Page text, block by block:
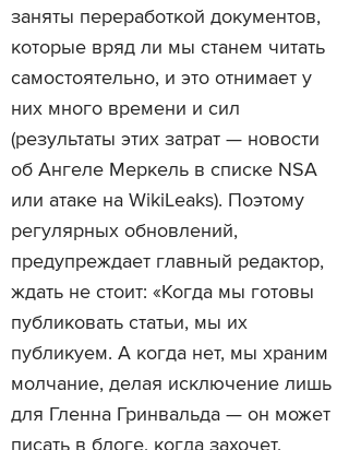
заняты переработкой документов,
которые вряд ли мы станем читать
самостоятельно, и это отнимает у
них много времени и сил
(результаты этих затрат — новости
об Ангеле Меркель в списке NSA
или атаке на WikiLeaks). Поэтому
регулярных обновлений,
предупреждает главный редактор,
ждать не стоит: «Когда мы готовы
публиковать статьи, мы их
публикуем. А когда нет, мы храним
молчание, делая исключение лишь
для Гленна Гринвальда — он может